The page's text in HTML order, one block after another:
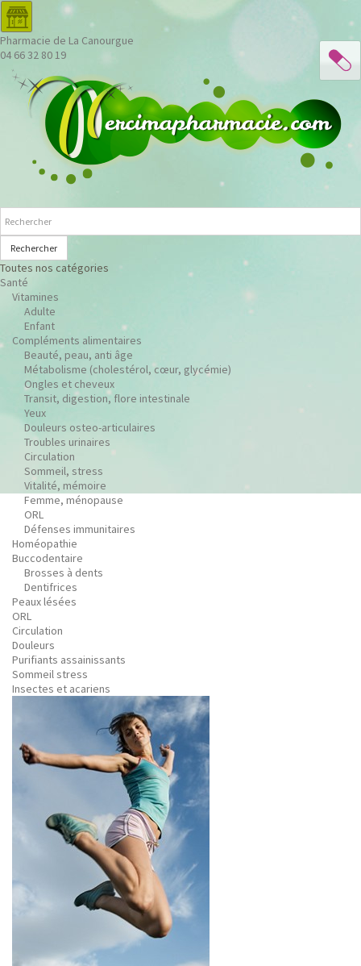
Pharmacie de La Canourgue
04 66 32 80 19
Rechercher
Toutes nos catégories
Santé
Vitamines
Adulte
Enfant
Compléments alimentaires
Beauté, peau, anti âge
Métabolisme (cholestérol, cœur, glycémie)
Ongles et cheveux
Transit, digestion, flore intestinale
Yeux
Douleurs osteo-articulaires
Troubles urinaires
Circulation
Sommeil, stress
Vitalité, mémoire
Femme, ménopause
ORL
Défenses immunitaires
Homéopathie
Buccodentaire
Brosses à dents
Dentifrices
Peaux lésées
ORL
Circulation
Douleurs
Purifiants assainissants
Sommeil stress
Insectes et acariens